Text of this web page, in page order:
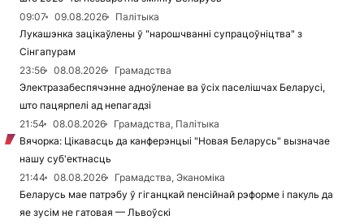
09:07
09.08.2026
Палітыка
Лукашэнка зацікаўлены ў "нарошчванні супрацоўніцтва" з
Сінгапурам
23:56
08.08.2026
Грамадства
Электразабеспячэнне адноўленае ва ўсіх паселішчах Беларусі,
што пацярпелі ад непагадзі
21:54
08.08.2026
Грамадства, Палітыка
Вячорка: Цікавасць да канферэнцыі "Новая Беларусь" вызначае
нашу суб'ектнасць
21:44
08.08.2026
Грамадства, Эканоміка
Беларусь мае патрэбу ў гіганцкай пенсійнай рэформе і пакуль да
яе зусім не гатовая — Львоўскі